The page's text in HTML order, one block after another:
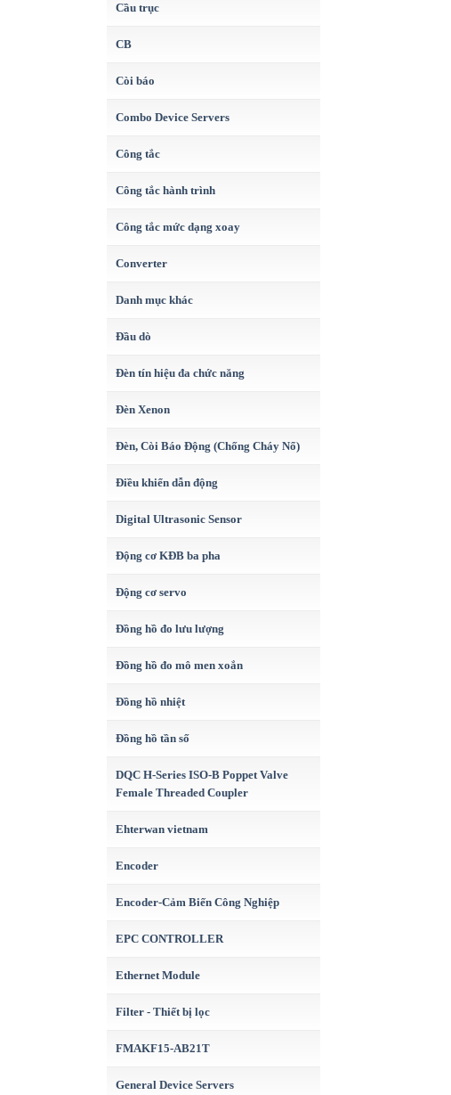
Cầu trục
CB
Còi báo
Combo Device Servers
Công tắc
Công tắc hành trình
Công tắc mức dạng xoay
Converter
Danh mục khác
Đầu dò
Đèn tín hiệu đa chức năng
Đèn Xenon
Đèn, Còi Báo Động (Chống Cháy Nổ)
Điều khiển dẫn động
Digital Ultrasonic Sensor
Động cơ KĐB ba pha
Động cơ servo
Đồng hồ đo lưu lượng
Đồng hồ đo mô men xoắn
Đồng hồ nhiệt
Đồng hồ tần số
DQC H-Series ISO-B Poppet Valve
Female Threaded Coupler
Ehterwan vietnam
Encoder
Encoder-Cảm Biến Công Nghiệp
EPC CONTROLLER
Ethernet Module
Filter - Thiết bị lọc
FMAKF15-AB21T
General Device Servers